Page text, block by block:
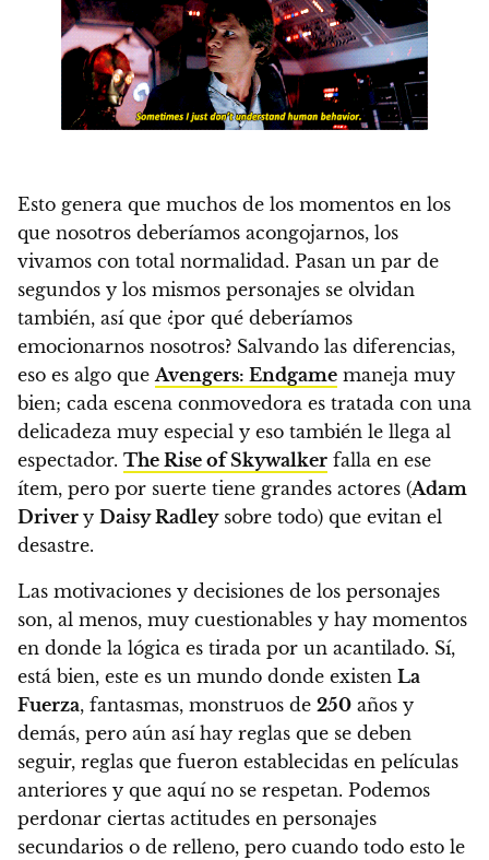
Esto genera que muchos de los momentos en los
que nosotros deberíamos acongojarnos, los
vivamos con total normalidad. Pasan un par de
segundos y los mismos personajes se olvidan
también, así que ¿por qué deberíamos
emocionarnos nosotros? Salvando las diferencias,
eso es algo que Avengers: Endgame maneja muy
bien; cada escena conmovedora es tratada con una
delicadeza muy especial y eso también le llega al
espectador. The Rise of Skywalker falla en ese
ítem, pero por suerte tiene grandes actores (Adam
Driver y Daisy Radleysobre todo) que evitan el
desastre.
Las motivaciones y decisiones de los personajes
son, al menos, muy cuestionables y hay momentos
en donde la lógica es tirada por un acantilado. Sí,
está bien, este es un mundo donde existen La
Fuerza, fantasmas, monstruos de 250 años y
demás, pero aún así hay reglas que se deben
seguir, reglas que fueron establecidas en películas
anteriores y que aquí no se respetan. Podemos
perdonar ciertas actitudes en personajes
secundarios o de relleno, pero cuando todo esto le